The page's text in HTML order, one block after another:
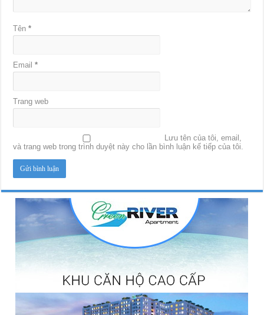
Tên*
Email*
Trang web
Lưu tên của tôi, email,
và trang web trong trình duyệt này cho lần bình luận kế tiếp của tôi.